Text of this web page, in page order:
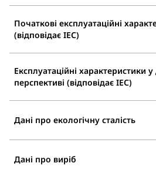
Початкові експлуатаційні
(відповідає IEC)
Експлуатаційні характеристики
перспективі (відповідає IEC)
Дані про екологічну сталість
Дані про виріб